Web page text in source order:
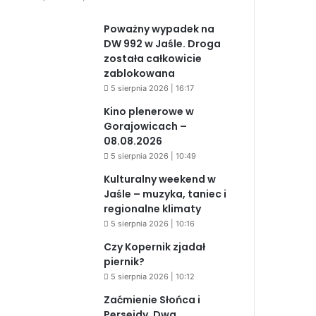
Poważny wypadek na
DW 992 w Jaśle. Droga
została całkowicie
zablokowana
5 sierpnia 2026 | 16:17
Kino plenerowe w
Gorajowicach –
08.08.2026
5 sierpnia 2026 | 10:49
Kulturalny weekend w
Jaśle – muzyka, taniec i
regionalne klimaty
5 sierpnia 2026 | 10:16
Czy Kopernik zjadał
piernik?
5 sierpnia 2026 | 10:12
Zaćmienie Słońca i